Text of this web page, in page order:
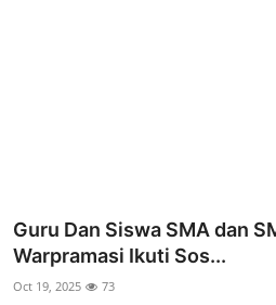
Guru Dan Siswa SMA dan
Warpramasi Ikuti Sos...
Oct 19, 2025 73